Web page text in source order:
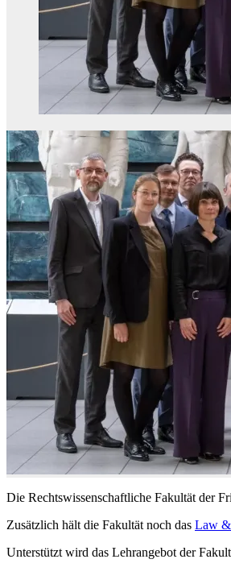
Die Rechtswissenschaftliche Fakultät der
Zusätzlich hält die Fakultät noch das Law &
Unterstützt wird das Lehrangebot der